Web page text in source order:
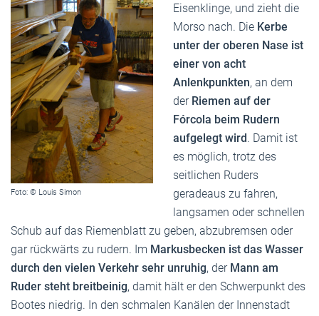
Foto: © Louis Simon
Eisenklinge, und zieht die
Morso nach. Die Kerbe
unter der oberen Nase ist
einer von acht
Anlenkpunkten, an dem
der Riemen auf der
Fórcola beim Rudern
aufgelegt wird. Damit ist
es möglich, trotz des
seitlichen Ruders
geradeaus zu fahren,
langsamen oder schnellen
Schub auf das Riemenblatt zu geben, abzubremsen oder
gar rückwärts zu rudern. Im Markusbecken ist das Wasser
durch den vielen Verkehr sehr unruhig, der Mann am
Ruder steht breitbeinig, damit hält er den Schwerpunkt des
Bootes niedrig. In den schmalen Kanälen der Innenstadt